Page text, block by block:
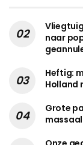
naar
Heftig:
Holland
Grote
massaal